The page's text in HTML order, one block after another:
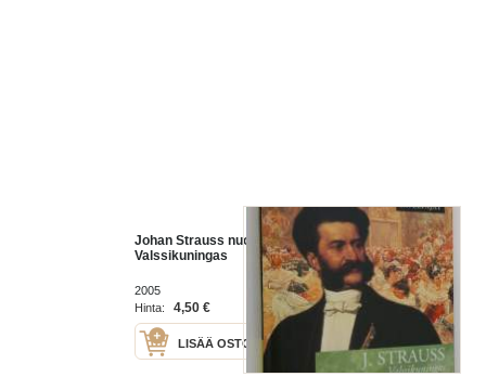
Johan Strauss nuor. -
Valssikuningas
2005
Hinta:
4,50 €
LISÄÄ OSTOSKORIIN